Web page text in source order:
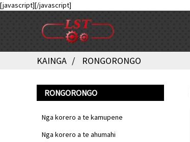
[javascript][/javascript]
KAINGA RONGORONGO
RONGORONGO
Nga korero a te kamupene
Nga korero a te ahumahi